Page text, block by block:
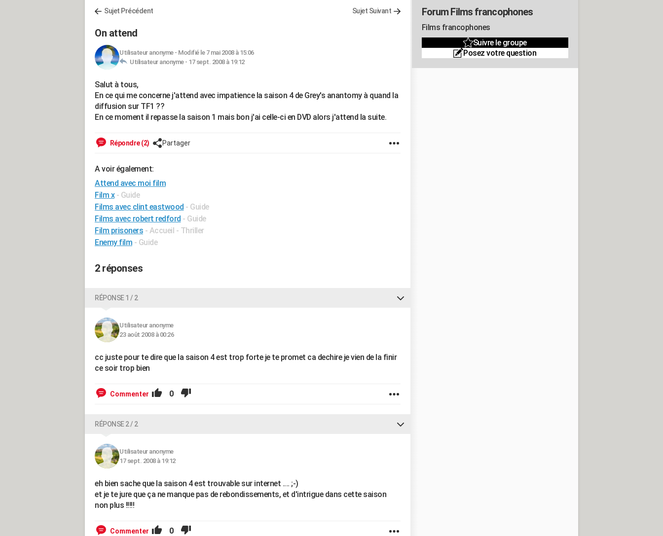
Sujet Précédent Sujet Suivant
On attend
Utilisateur anonyme- Modifié le 7 mai 2008 à 15:06
Utilisateur anonyme - 17 sept. 2008 à 19:12
Salut à tous,
En ce qui me concerne j'attend avec impatience la saison 4 de Grey's anantomy à quand la
diffusion sur TF1 ??
En ce moment il repasse la saison 1 mais bon j'ai celle-ci en DVD alors j'attend la suite.
Répondre (2) Partager
A voir également:
Attend avec moi film
Film x - Guide
Films avec clint eastwood - Guide
Films avec robert redford - Guide
Film prisoners - Accueil - Thriller
Enemy film - Guide
2 réponses
RÉPONSE 1 / 2
Utilisateur anonyme
23 août 2008 à 00:26
cc juste pour te dire que la saison 4 est trop forte je te promet ca dechire je vien de la finir
ce soir trop bien
Commenter 0
RÉPONSE 2 / 2
Utilisateur anonyme
17 sept. 2008 à 19:12
eh bien sache que la saison 4 est trouvable sur internet .... ;-)
et je te jure que ça ne manque pas de rebondissements, et d'intrigue dans cette saison
non plus !!!!!
Commenter 0
Forum Films francophones
Films francophones
Suivre le groupe
Posez votre question